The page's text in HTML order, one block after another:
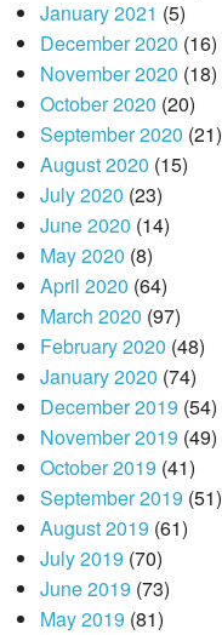
January 2021 (5)
December 2020 (16)
November 2020 (18)
October 2020 (20)
September 2020 (21)
August 2020 (15)
July 2020 (23)
June 2020 (14)
May 2020 (8)
April 2020 (64)
March 2020 (97)
February 2020 (48)
January 2020 (74)
December 2019 (54)
November 2019 (49)
October 2019 (41)
September 2019 (51)
August 2019 (61)
July 2019 (70)
June 2019 (73)
May 2019 (81)